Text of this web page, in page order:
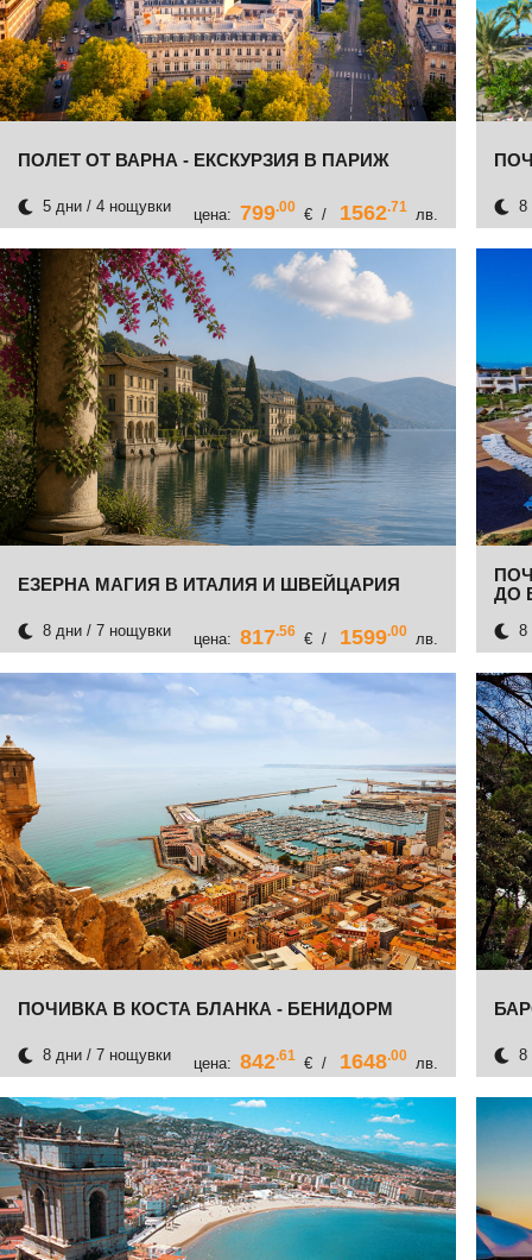
ПОЛЕТ ОТ ВАРНА - ЕКСКУРЗИЯ В ПАРИЖ
5 дни / 4 нощувки цена: 799 .00 € / 1562 .71 лв. 8
ЕЗЕРНА МАГИЯ В ИТАЛИЯ И ШВЕЙЦАРИЯ
8 дни / 7 нощувки цена: 817 .56 € / 1599 .00 лв.
ДО
8
ПОЧИВКА В КОСТА БЛАНКА - БЕНИДОРМ
8 дни / 7 нощувки цена: 842 .61 € / 1648 .00 лв. 8